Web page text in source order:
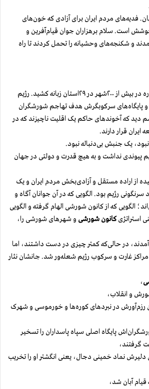
فدیه‌های مردم ایران برای آزادی‌ که خون‌های
است. سلام بر‌هزاران جوان قیام‌‌آفرین و
و شکنجه‌های وحشیانه را تحمل کردند تا راه
یک باره در بیش از ۲۰۰شهر در ۲۹استان زبانه کشید. رژیم
و پایگاه‌های سرکوبگرش هدف تهاجم شورشگران
دید که آخوندهای حاکم یک اقلیت ناچیزند که در
قرار دارند.
یک جنبش بی‌دنباله نبود.
پیوندی نداشت و به هیچ قدرت و دولتی در جهان
از اراده مستقل و آزادی‌بخش مردم ایران و یک
سرنگونی رژیم بود. الگویی که در آن جوانان آگاه و
الگویی که از کانون شورشی الهام گرفته و الگویی
استراتژی کانون شورشی و شهرهای شورشی را،
در حالی‌که کمتر چیزی در دست داشتند، اما
غارت و سرکوب رژیم شعله‌ور شد. جانشان نثار
،
و انقلاب،
رزم‌آورش در نبردهای کوره‌ها و خورموسی و شهرک
پایگاه اصلی سپاه پاسداران را تسخیر
گرفتند،
دلیرش نماد خمینی دجال، یعنی انگشتر او را تخریب
قیام آبان شد،